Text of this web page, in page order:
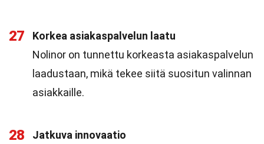
27
Korkea asiakaspalvelun laatu
Nolinor on tunnettu korkeasta asiakaspalvelun
laadustaan, mikä tekee siitä suositun valinnan
asiakkaille.
28
Jatkuva innovaatio